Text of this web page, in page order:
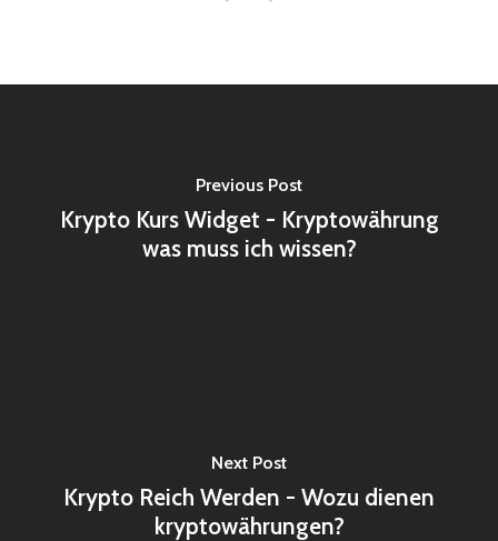
Previous Post
Krypto Kurs Widget - Kryptowährung
was muss ich wissen?
Next Post
Krypto Reich Werden - Wozu dienen
kryptowährungen?